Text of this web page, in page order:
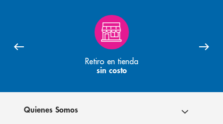
Retiro en tienda
sin costo
Quienes Somos